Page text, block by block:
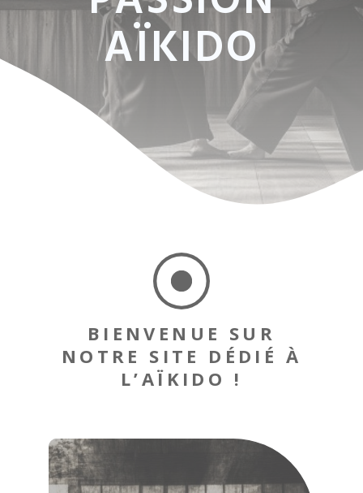
AÏKIDO
BIENVENUE SUR
NOTRE SITE DÉDIÉ À
L’AÏKIDO !